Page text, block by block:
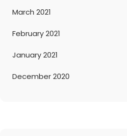
March 2021
February 2021
January 2021
December 2020